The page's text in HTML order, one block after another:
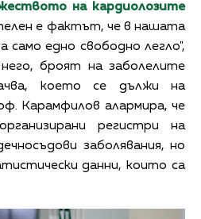
на кардиолозите
е фактът, че в нашата
само едно свободно легло",
броят на заболелите
което се дължи на
Карамфилов алармира, че
регистри на
заболявания, но
данни, които са